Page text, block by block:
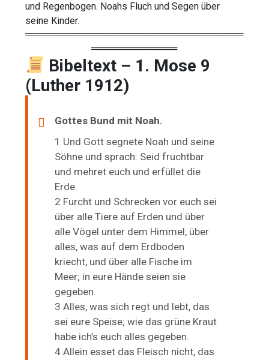
und Regenbogen. Noahs Fluch und Segen über
seine Kinder.
═════════════════════════════════
═════════════
Bibeltext – 1. Mose 9
(Luther 1912)
Gottes Bund mit Noah.
1 Und Gott segnete Noah und seine
Söhne und sprach: Seid fruchtbar
und mehret euch und erfüllet die
Erde.
2 Furcht und Schrecken vor euch sei
über alle Tiere auf Erden und über
alle Vögel unter dem Himmel, über
alles, was auf dem Erdboden
kriecht, und über alle Fische im
Meer; in eure Hände seien sie
gegeben.
3 Alles, was sich regt und lebt, das
sei eure Speise; wie das grüne Kraut
habe ich’s euch alles gegeben.
4 Allein esset das Fleisch nicht, das